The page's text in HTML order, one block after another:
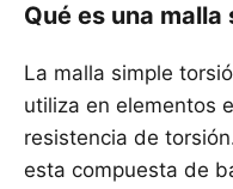
Qué es una
La malla simple
utiliza en elementos
resistencia de
esta compuesta de